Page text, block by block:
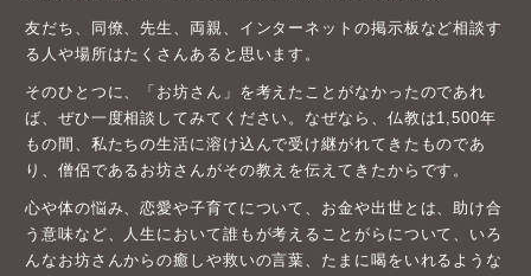
友だち、同僚、先生、両親、インターネットの掲示板など相談す
る人や場所はたくさんあると思います。
そのひとつに、「お坊さん」を考えたことがなかったのであれ
ば、ぜひ一度相談してみてください。なぜなら、仏教は1,500年
もの間、私たちの生活に溶け込んで受け継がれてきたものであ
り、僧侶であるお坊さんがその教えを伝えてきたからです。
心や体の悩み、恋愛や子育てについて、お金や出世とは、助け合
う意味など、人生において誰もが考えることがらについて、いろ
んなお坊さんからの癒しや救いの言葉、たまに喝をいれるような